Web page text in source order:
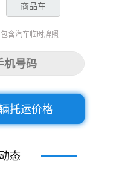
商品车
含汽车临时牌照
托运价格
态